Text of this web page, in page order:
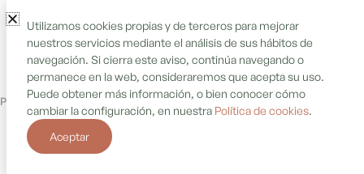
Política de cookies Política de privacidad Aviso legal
Utilizamos cookies propias y de terceros para mejorar
nuestros servicios mediante el análisis de sus hábitos de
navegación. Si cierra este aviso, continúa navegando o
permanece en la web, consideraremos que acepta su uso.
Puede obtener más información, o bien conocer cómo
cambiar la configuración, en nuestra Política de cookies.
Aceptar